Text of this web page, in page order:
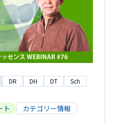
DR DH DT
Sch
ト カテゴリー情報